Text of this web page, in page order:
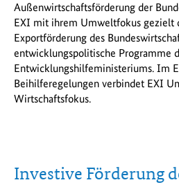
Außenwirtschaftsförderung der
EXI mit ihrem Umweltfokus gezielt
Exportförderung des
entwicklungspolitische Programme
Entwicklungshilfeministeriums. Im
Beihilferegelungen verbindet EXI
Wirtschaftsfokus.
Investive Förderung